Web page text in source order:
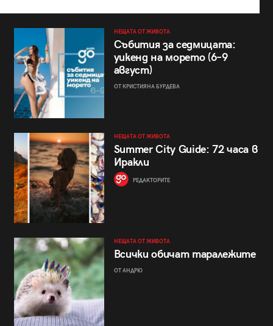
НЕЩАТА ОТ ЖИВОТА
Събития за седмицата:
уикенд на морето (6–9
август)
ОТ КРИСТИЯНА БУРДЕВА
НЕЩАТА ОТ ЖИВОТА
Summer City Guide: 72 часа в
Иракли
РЕДАКТОРИТЕ
НЕЩАТА ОТ ЖИВОТА
Всички обичат таралежите
ОТ АНДРЮ